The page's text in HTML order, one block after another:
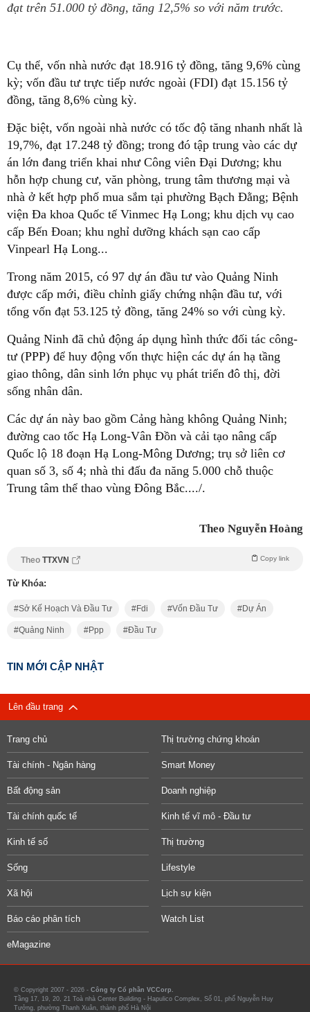
đạt trên 51.000 tỷ đồng, tăng 12,5% so với năm trước.
Cụ thể, vốn nhà nước đạt 18.916 tỷ đồng, tăng 9,6% cùng
kỳ; vốn đầu tư trực tiếp nước ngoài (FDI) đạt 15.156 tỷ
đồng, tăng 8,6% cùng kỳ.
Đặc biệt, vốn ngoài nhà nước có tốc độ tăng nhanh nhất là
19,7%, đạt 17.248 tỷ đồng; trong đó tập trung vào các dự
án lớn đang triển khai như Công viên Đại Dương; khu
hỗn hợp chung cư, văn phòng, trung tâm thương mại và
nhà ở kết hợp phố mua sắm tại phường Bạch Đằng; Bệnh
viện Đa khoa Quốc tế Vinmec Hạ Long; khu dịch vụ cao
cấp Bến Đoan; khu nghỉ dưỡng khách sạn cao cấp
Vinpearl Hạ Long...
Trong năm 2015, có 97 dự án đầu tư vào Quảng Ninh
được cấp mới, điều chỉnh giấy chứng nhận đầu tư, với
tổng vốn đạt 53.125 tỷ đồng, tăng 24% so với cùng kỳ.
Quảng Ninh đã chủ động áp dụng hình thức đối tác công-
tư (PPP) để huy động vốn thực hiện các dự án hạ tầng
giao thông, dân sinh lớn phục vụ phát triển đô thị, đời
sống nhân dân.
Các dự án này bao gồm Cảng hàng không Quảng Ninh;
đường cao tốc Hạ Long-Vân Đồn và cải tạo nâng cấp
Quốc lộ 18 đoạn Hạ Long-Mông Dương; trụ sở liên cơ
quan số 3, số 4; nhà thi đấu đa năng 5.000 chỗ thuộc
Trung tâm thể thao vùng Đông Bắc..../.
Theo Nguyễn Hoàng
Theo TTXVN Copy link
Từ Khóa:
Sở Kế Hoạch Và Đầu Tư Fdi Vốn Đầu Tư Dự Án
Quảng Ninh Ppp Đầu Tư
TIN MỚI CẬP NHẬT
Lên đầu trang
Trang chủ Thị trường chứng khoán
Tài chính - Ngân hàng Smart Money
Bất động sản Doanh nghiệp
Tài chính quốc tế Kinh tế vĩ mô - Đầu tư
Kinh tế số Thị trường
Sống Lifestyle
Xã hội Lịch sự kiện
Báo cáo phân tích Watch List
eMagazine
© Copyright 2007 - 2026 - Công ty Cổ phần VCCorp.
Tầng 17, 19, 20, 21 Toà nhà Center Building - Hapulico Complex, Số 01, phố Nguyễn Huy
Tưởng, phường Thanh Xuân, thành phố Hà Nội